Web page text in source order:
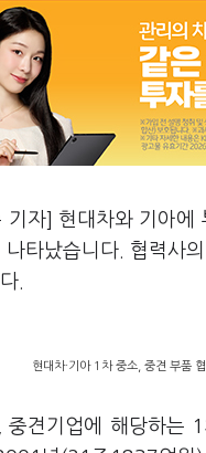
기자] 현대차와 기아
타났습니다. 협력사
.
현대차·기아 1차 중소, 중견 부품
중견기업에 해당하